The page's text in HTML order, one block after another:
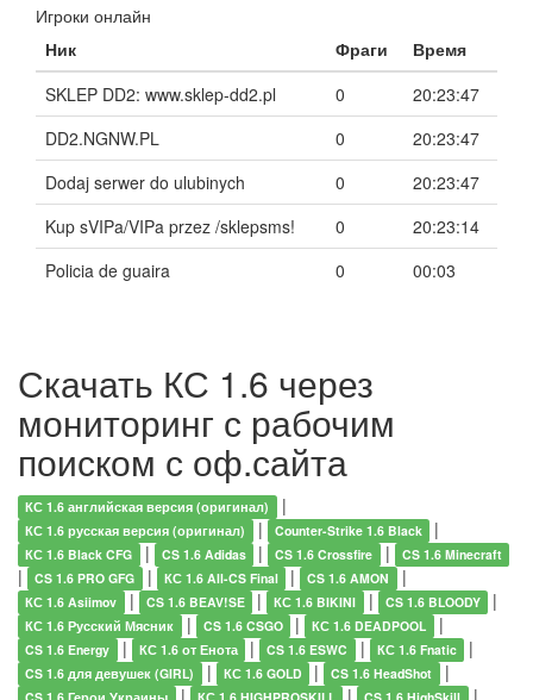
Игроки онлайн
Ник
Фраги
Время
SKLEP DD2: www.sklep-dd2.pl
0
20:23:47
DD2.NGNW.PL
0
20:23:47
Dodaj serwer do ulubinych
0
20:23:47
Kup sVIPa/VIPa przez /sklepsms!
0
20:23:14
Policia de guaira
0 00:03
Скачать КС 1.6 через
мониторинг с рабочим
поиском с оф.сайта
КС 1.6 английская версия (оригинал) |
КС 1.6 русская версия (оригинал) | Counter-Strike 1.6 Black |
КС 1.6 Black CFG | CS 1.6 Adidas | CS 1.6 Crossfire | CS 1.6 Minecraft
| CS 1.6 PRO GFG | КС 1.6 All-CS Final | CS 1.6 AMON |
КС 1.6 Asiimov | CS 1.6 BEAV!SE | КС 1.6 BIKINI | CS 1.6 BLOODY |
КС 1.6 Русский Мясник | CS 1.6 CSGO | КС 1.6 DEADPOOL |
CS 1.6 Energy | КС 1.6 от Енота | CS 1.6 ESWC | КС 1.6 Fnatic |
CS 1.6 для девушек (GIRL) | КС 1.6 GOLD | CS 1.6 HeadShot |